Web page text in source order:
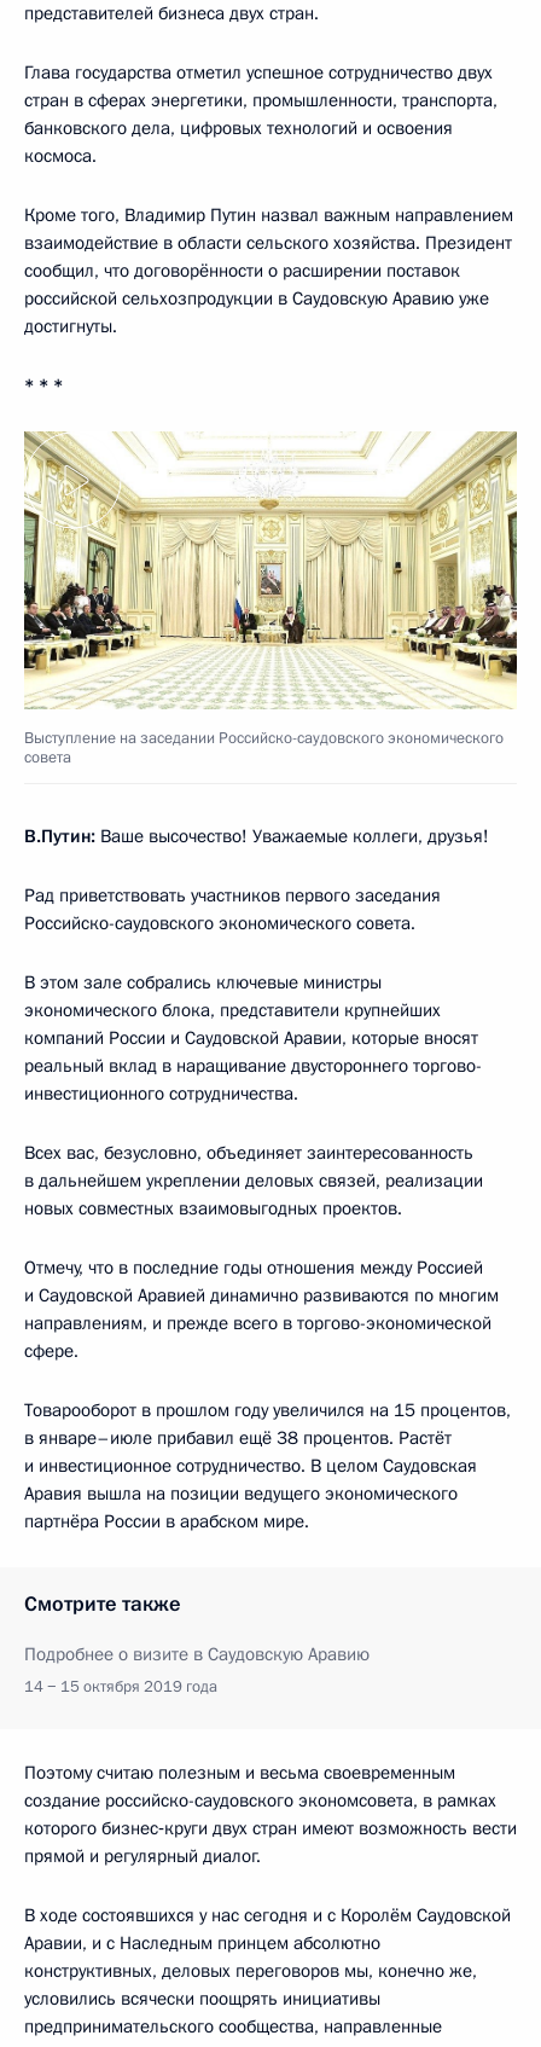
представителей бизнеса двух стран.
Глава государства отметил успешное сотрудничество двух
стран в сферах энергетики, промышленности, транспорта,
банковского дела, цифровых технологий и освоения
космоса.
Кроме того, Владимир Путин назвал важным направлением
взаимодействие в области сельского хозяйства. Президент
сообщил, что договорённости о расширении поставок
российской сельхозпродукции в Саудовскую Аравию уже
достигнуты.
* * *
Выступление на заседании Российско-саудовского экономического
совета
В.Путин: Ваше высочество! Уважаемые коллеги, друзья!
Рад приветствовать участников первого заседания
Российско-саудовского экономического совета.
В этом зале собрались ключевые министры
экономического блока, представители крупнейших
компаний России и Саудовской Аравии, которые вносят
реальный вклад в наращивание двустороннего торгово-
инвестиционного сотрудничества.
Всех вас, безусловно, объединяет заинтересованность
в дальнейшем укреплении деловых связей, реализации
новых совместных взаимовыгодных проектов.
Отмечу, что в последние годы отношения между Россией
и Саудовской Аравией динамично развиваются по многим
направлениям, и прежде всего в торгово-экономической
сфере.
Товарооборот в прошлом году увеличился на 15 процентов,
в январе–июле прибавил ещё 38 процентов. Растёт
и инвестиционное сотрудничество. В целом Саудовская
Аравия вышла на позиции ведущего экономического
партнёра России в арабском мире.
Смотрите также
Подробнее о визите в Саудовскую Аравию
14 − 15 октября 2019 года
Поэтому считаю полезным и весьма своевременным
создание российско-саудовского экономсовета, в рамках
которого бизнес‑круги двух стран имеют возможность вести
прямой и регулярный диалог.
В ходе состоявшихся у нас сегодня и с Королём Саудовской
Аравии, и с Наследным принцем абсолютно
конструктивных, деловых переговоров мы, конечно же,
условились всячески поощрять инициативы
предпринимательского сообщества, направленные